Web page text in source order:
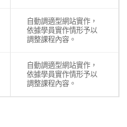
自動調適型網站實作，
依據學員實作情形予以
調整課程內容。
自動調適型網站實作，
依據學員實作情形予以
調整課程內容。